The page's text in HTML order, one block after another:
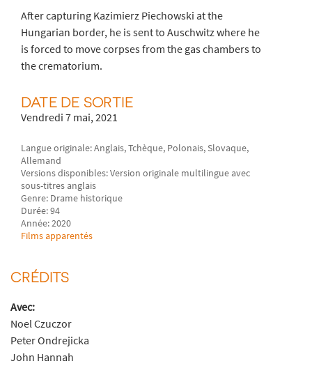
After capturing Kazimierz Piechowski at the
Hungarian border, he is sent to Auschwitz where he
is forced to move corpses from the gas chambers to
the crematorium.
DATE DE SORTIE
Vendredi 7 mai, 2021
Langue originale: Anglais, Tchèque, Polonais, Slovaque,
Allemand
Versions disponibles: Version originale multilingue avec
sous-titres anglais
Genre: Drame historique
Durée: 94
Année: 2020
Films apparentés
CRÉDITS
Avec:
Noel Czuczor
Peter Ondrejicka
John Hannah